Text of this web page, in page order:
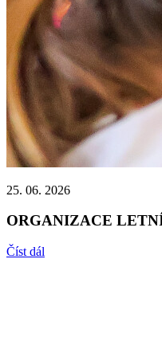
25. 06. 2026
ORGANIZACE
Číst dál